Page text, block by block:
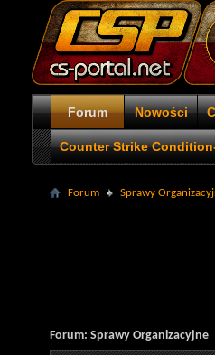
Forum Nowości
Counter Strike
Forum Sprawy
Forum: Sprawy Organizacyjne